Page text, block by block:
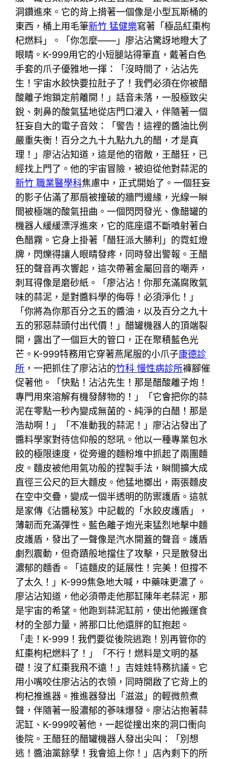
洞鑽進來。它的背上揹著一個像是小型瓦斯桶的
東西，桶上用毛筆新竹 猛健樂寫著「極品紅棗枸
杞燃料」。「你怎麼——」廖沾沾驚訝地瞪大了
眼睛。K-999用它的小短腿站得筆直，戴著白色
手套的爪子優雅地一揮：「沒時間了，沾沾先
生！宇宙水餃快要拉肚子了！我們必須在你被醋
酸離子炮鎖定前離開！」話音未落，一股極致尖
銳、刺鼻的酸氣猛地從店門口灌入，伴隨著一個
狂妄自大的電子音效：「警告！這裡的醬油比例
嚴重失衡！百分之九十九點九九的醋，才是真
理！」廖沾沾知道，這是他的宿敵，王醋狂，已
經找上門了。他的宇宙冒險，被迫從他對蒜泥的
新竹 職業醫學科焦慮中，正式開始了。一個狂妄
的影子佔滿了那扇被撞破的牆門邊緣，光線一瞬
間被極端的酸氣扭曲。一個閃閃發光、像醋罐的
機器人緩緩漂浮進來，它的底座還不斷噴射著白
色醋霧。它身上掛著「醋狂派大勝利」的霓虹燈
牌，閃爍得讓人眼睛發疼，同時發出警報。王醋
狂的聲音再次響起，這次帶著金屬回音的嘲弄，
刺耳得像是磨砂紙。「廖沾沾！你那充滿腐敗氣
味的蒜泥，是對醬料學的侮辱！必須淨化！」
「你將為你那百分之五的醬油，以及百分之九十
五的邪惡蒜頭付出代價！」醋罐機器人的頂端裂
開，露出了一個巨大的管口，正在聚積藍色光
芒。K-999特務用它穿著燕尾服的小爪子康德診
所 ，一把抓住了廖沾沾的竹科 慢性病診所褲腳催
促著他。「快點！沾沾先生！那是醋酸離子炮！
專門用來溶解有機發酵物的！」「它會把你的蒜
泥在零點一秒內變成無菌的、純淨的白醋！那是
浩劫啊！」「不准動我的蒜泥！」廖沾沾發出了
醬料學家對待信仰般的怒吼。他以一種專業包水
餃的極限速度，從旁邊的麵粉堆中抓起了兩團麵
皮。麵皮被他用氣功般的捏製手法，瞬間擴大成
直徑三公尺的巨大麵皮。他猛地擲出，兩張麵皮
在空中交疊，變成一個半透明的防禦護盾。這就
是家傳《沾醬秘笈》中記載的「水餃皮護盾」，
薄韌而充滿彈性。藍色離子炮光束猛烈地擊中麵
皮護盾，發出了一聲像是汽水開蓋的聲音。護盾
劇烈震動，但奇蹟般地擋住了攻擊，只是散發出
濃郁的麵香。「這麵皮的延展性！完美！但撐不
了太久！」K-999焦急地大喊，中藥味更濃了。
廖沾沾知道，他必須帶走他那缸陳年老蒜泥，那
是宇宙的希望。他跑到蒜泥缸前，使出他搬運食
材的全部力量，將那口比他還胖的缸抱起。
「走！K-999！我們要從後院逃跑！別再管你的
紅棗枸杞燃料了！」「不行！燃料是文明的基
礎！沒了紅棗我飛不遠！」吉娃娃特務抗議。它
用小嘴咬住廖沾沾的衣領，同時開啟了它背上的
枸杞推進器。推進器發出「滋滋」的輕微煎煮
聲，伴隨著一股濃郁的蔘味爆發。廖沾沾抱著蒜
泥缸、K-999咬著他，一起從撞出來的洞口衝向
後院。王醋狂的醋罐機器人發出尖叫：「別想
逃！醬油黨餘孽！我會追上你！」店內剩下的所